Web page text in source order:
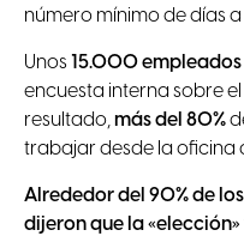
número mínimo de días
Unos 15.000 empleados
encuesta interna sobre
resultado,más del 80%
trabajar desde la oficina
Alrededor del 90% de
dijeron que la